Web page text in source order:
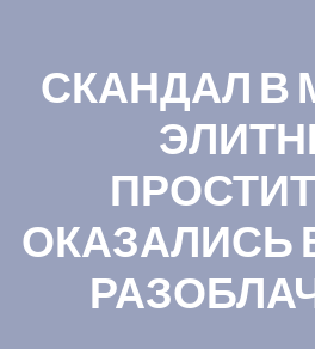
СКАНДАЛ В
ОКАЗАЛИСЬ